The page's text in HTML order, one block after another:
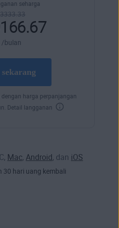
seharga
/bulan
harga perpanjangan
Detail langganan
30 hari uang kembali
Mac, Android, dan iOS